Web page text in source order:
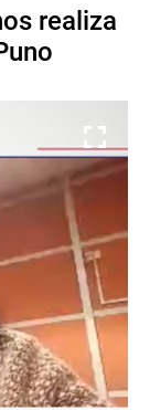
realiza